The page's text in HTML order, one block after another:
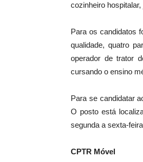
cozinheiro
Para os candidatos
qualidade, quatro
operador de trator
cursando o ensino
Para se candidatar
O posto está
segunda a sexta-
CPTR Móvel